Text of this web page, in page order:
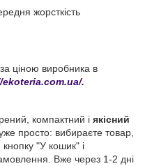
жорсткість
ціною виробника в
.
компактний і якісний
просто: вибираєте товар,
"У кошик" і
Вже через 1-2 дні